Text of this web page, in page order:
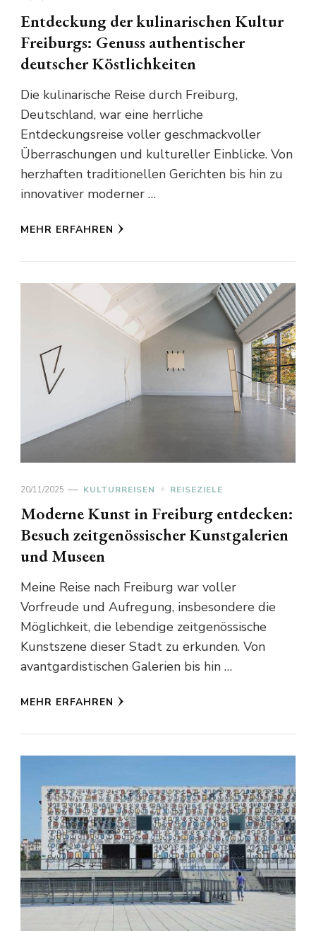
Entdeckung der kulinarischen Kultur
Freiburgs: Genuss authentischer
deutscher Köstlichkeiten
Die kulinarische Reise durch Freiburg,
Deutschland, war eine herrliche
Entdeckungsreise voller geschmackvoller
Überraschungen und kultureller Einblicke. Von
herzhaften traditionellen Gerichten bis hin zu
innovativer moderner …
MEHR ERFAHREN
20/11/2025 KULTURREISEN REISEZIELE
Moderne Kunst in Freiburg entdecken:
Besuch zeitgenössischer Kunstgalerien
und Museen
Meine Reise nach Freiburg war voller
Vorfreude und Aufregung, insbesondere die
Möglichkeit, die lebendige zeitgenössische
Kunstszene dieser Stadt zu erkunden. Von
avantgardistischen Galerien bis hin …
MEHR ERFAHREN